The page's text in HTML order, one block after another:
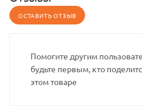
ОСТАВИТЬ ОТЗЫВ
Помогите другим
будьте первым, кто
этом товаре